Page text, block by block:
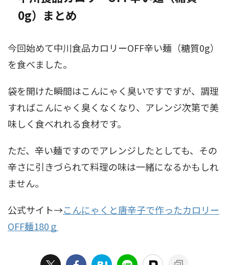
0g）まとめ
今回始めて中川食品カロリーOFF辛い麺（糖質0g）
を食べました。
袋を開けた瞬間はこんにゃく臭いですですが、調理
すればこんにゃく臭くなくなり、アレンジ次第で美
味しく食べれれる食材です。
ただ、辛い麺ですのでアレンジしたとしても、その
辛さに引きづられて料理の味は一緒になるかもしれ
ません。
公式サイト→こんにゃくと唐辛子で作ったカロリー
OFF麺180ｇ